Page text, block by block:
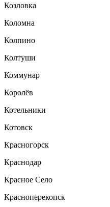
Козловка
Коломна
Колпино
Колтуши
Коммунар
Королёв
Котельники
Котовск
Красногорск
Краснодар
Красное Село
Красноперекопск